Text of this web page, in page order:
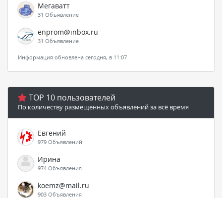
Мегаватт
31 Объявление
enprom@inbox.ru
31 Объявление
Информация обновлена сегодня, в 11:07
TOP 10 пользователей
По количеству размещенных объявлений за всё время
Евгений
979 Объявлений
Ирина
974 Объявления
koemz@mail.ru
903 Объявления